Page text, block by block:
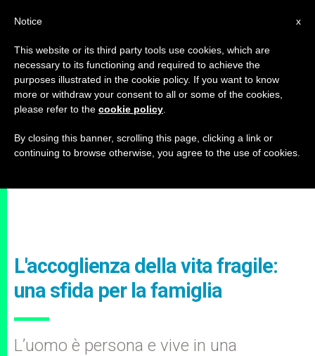
L'accoglienza della vita fragile:
una sfida per la famiglia
L’uomo è persona e vive in una
x
Notice
This website or its third party tools use cookies, which are
necessary to its functioning and required to achieve the
purposes illustrated in the cookie policy. If you want to know
more or withdraw your consent to all or some of the cookies,
please refer to the cookie policy
By closing this banner, scrolling this page, clicking a link or
continuing to browse otherwise, you agree to the use of cookies.